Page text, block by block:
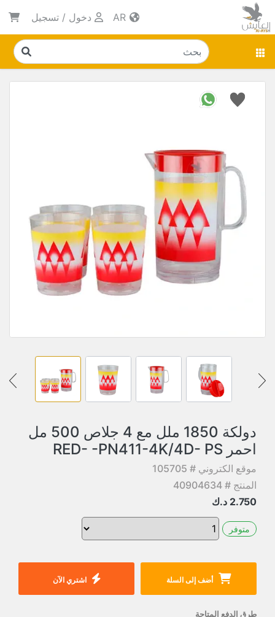
دخول / تسجيل
دولكة 1850 ملل مع 4 جلاص 500 مل
احمر RED- -PN411-4K/4D- PS
موقع الكتروني # 105705
المنتج # 40904634
2.750 د.ك
متوفر
أضف إلى السلة اشتري الآن
طرق الدفع المتاحة